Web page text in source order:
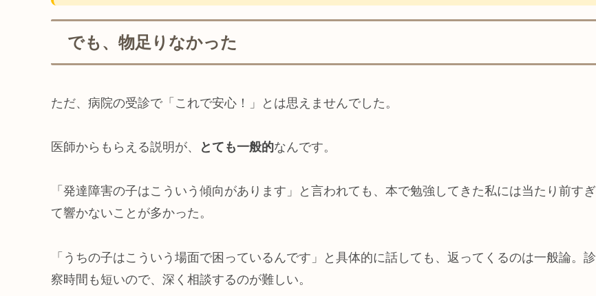
でも、物足りなかった
ただ、病院の受診で「これで安心！」とは思えませんでした。
医師からもらえる説明が、 とても一般的なんです。
「発達障害の子はこういう傾向があります」と言われても、本で勉強してきた私には当たり前すぎ
て響かないことが多かった。
「うちの子はこういう場面で困っているんです」と具体的に話しても、返ってくるのは一般論。診
察時間も短いので、深く相談するのが難しい。